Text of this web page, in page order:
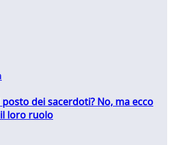
dei sacerdoti? No, ma ecco
loro ruolo